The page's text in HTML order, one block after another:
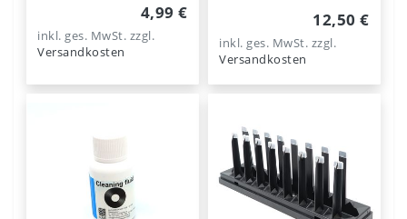
4,99 €
inkl. ges. MwSt. zzgl.
Versandkosten
12,50 €
inkl. ges. MwSt. zzgl.
Versandkosten